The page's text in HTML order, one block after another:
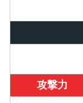
攻撃力